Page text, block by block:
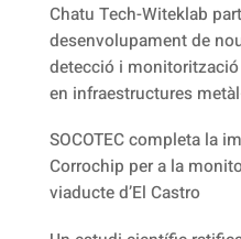
Chatu Tech-Witeklab
desenvolupament de
detecció i
en infraestructures
SOCOTEC completa la
Corrochip per a la
viaducte d’El Castro